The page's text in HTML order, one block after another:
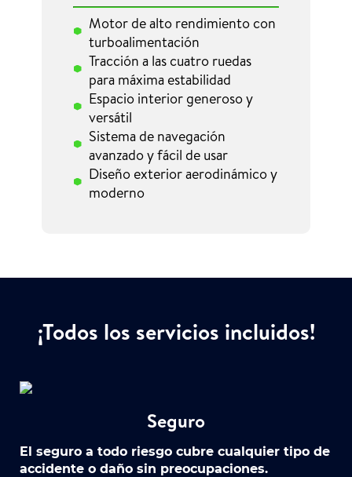
Motor de alto rendimiento con
turboalimentación
Tracción a las cuatro ruedas
para máxima estabilidad
Espacio interior generoso y
versátil
Sistema de navegación
avanzado y fácil de usar
Diseño exterior aerodinámico y
moderno
¡Todos los servicios incluidos!
Seguro
El seguro a todo riesgo cubre cualquier tipo de
accidente o daño sin preocupaciones.